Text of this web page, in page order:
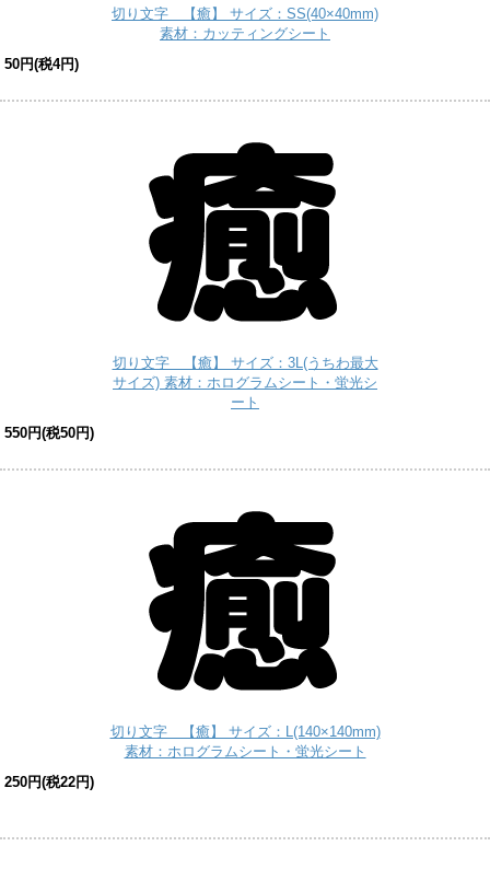
切り文字 【癒】 サイズ：SS(40×40mm)
素材：カッティングシート
50円(税4円)
切り文字 【癒】 サイズ：3L(うちわ最大
サイズ) 素材：ホログラムシート・蛍光シ
ート
550円(税50円)
切り文字 【癒】 サイズ：L(140×140mm)
素材：ホログラムシート・蛍光シート
250円(税22円)